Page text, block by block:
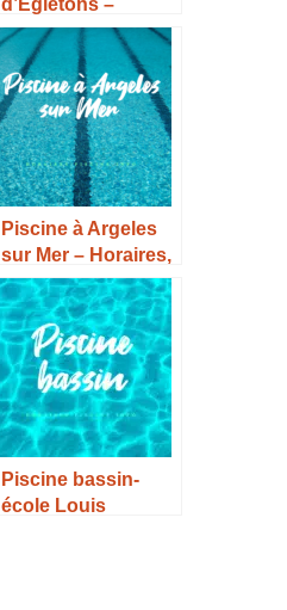
Horaires, Tarifs et
Infos –
Piscine à Argeles
sur Mer – Horaires,
Tarifs et Infos –
Piscine bassin-
école Louis